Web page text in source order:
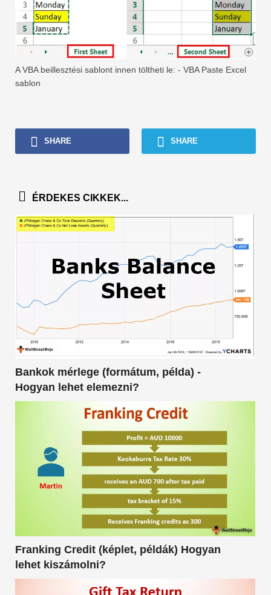
A VBA beillesztési sablont innen töltheti le: - VBA Paste Excel
sablon
SHARE SHARE
ÉRDEKES CIKKEK...
Bankok mérlege (formátum, példa) -
Hogyan lehet elemezni?
Franking Credit (képlet, példák) Hogyan
lehet kiszámolni?